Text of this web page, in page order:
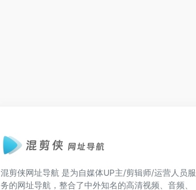
混剪侠网址导航 是为自媒体UP主/剪辑师/运营人员服
务的网址导航，整合了中外知名的高清视频、音频、